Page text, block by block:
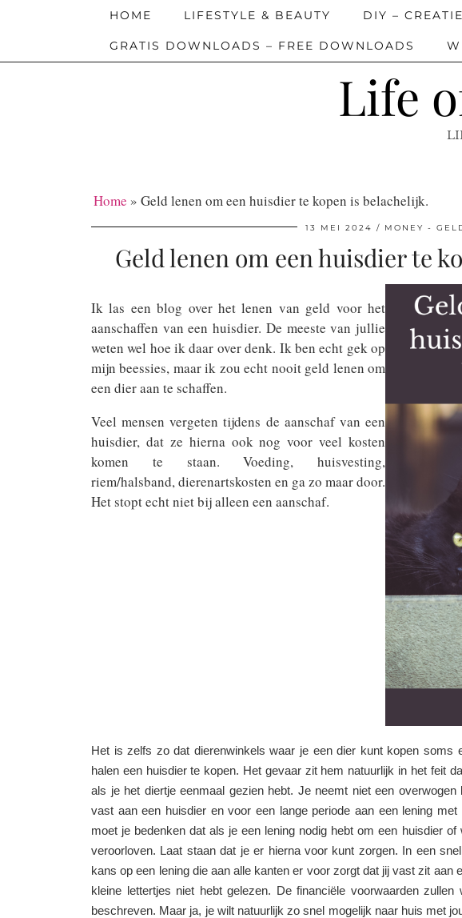
Life
HOME LIFESTYLE & BEAUTY DIY –
GRATIS DOWNLOADS – FREE DOWNLOADS
Home » Geld lenen om een huisdier te kopen is belachelijk.
13 MEI 2024 MONEY -
Geld lenen om een huisdier te
Ik las een blog over het lenen van geld voor het
aanschaffen van een huisdier. De meeste van jullie
weten wel hoe ik daar over denk. Ik ben echt gek op
mijn beessies, maar ik zou echt nooit geld lenen om
een dier aan te schaffen.
Veel mensen vergeten tijdens de aanschaf van een
huisdier, dat ze hierna ook nog voor veel kosten
komen te staan. Voeding, huisvesting,
riem/halsband, dierenartskosten en ga zo maar door.
Het stopt echt niet bij alleen een aanschaf.
Het is zelfs zo dat dierenwinkels waar je een dier kunt kopen soms
halen een huisdier te kopen. Het gevaar zit hem natuurlijk in het feit
als je het diertje eenmaal gezien hebt. Je neemt niet een
vast aan een huisdier en voor een lange periode aan een lening
moet je bedenken dat als je een lening nodig hebt om een huisdier
veroorloven. Laat staan dat je er hierna voor kunt zorgen. In een
kans op een lening die aan alle kanten er voor zorgt dat jij vast zit aan
kleine lettertjes niet hebt gelezen. De financiële voorwaarden
beschreven. Maar ja, je wilt natuurlijk zo snel mogelijk naar huis met